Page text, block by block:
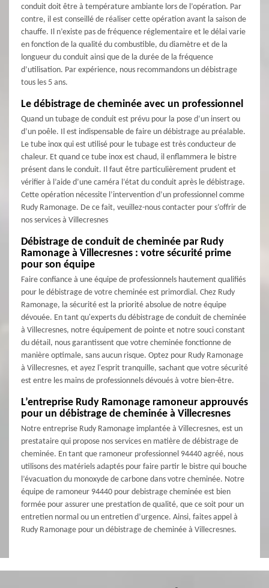
conduit doit être à température ambiante lors de l’opération. Par
contre, il est conseillé de réaliser cette opération avant la saison de
chauffe. Il n’existe pas de fréquence réglementaire et le délai varie
en fonction de la qualité du combustible, du diamètre et de la
longueur du conduit ainsi que de la durée de la fréquence
d’utilisation. Par expérience, nous recommandons un débistrage
tous les 5 ans.
Le débistrage de cheminée avec un professionnel
Quand un tubage de conduit est prévu pour la pose d’un insert ou
d’un poêle. Il est indispensable de faire un débistrage au préalable.
Le tube inox qui est utilisé pour le tubage est très conducteur de
chaleur. Et quand ce tube inox est chaud, il enflammera le bistre
présent dans le conduit. Il faut être particulièrement prudent et
vérifier à l’aide d’une caméra l’état du conduit après le débistrage.
Cette opération nécessite l’intervention d’un professionnel comme
Rudy Ramonage. De ce fait, veuillez-nous contacter pour s’offrir de
nos services à Villecresnes
Débistrage de conduit de cheminée par Rudy
Ramonage à Villecresnes : votre sécurité prime
pour son équipe
Faire confiance à une équipe de professionnels hautement qualifiés
pour le débistrage de votre cheminée est primordial. Chez Rudy
Ramonage, la sécurité est la priorité absolue de notre équipe
dévouée. En tant qu'experts du débistrage de conduit de cheminée
à Villecresnes, notre équipement de pointe et notre souci constant
du détail, nous garantissent que votre cheminée fonctionne de
manière optimale, sans aucun risque. Optez pour Rudy Ramonage
à Villecresnes, et ayez l'esprit tranquille, sachant que votre sécurité
est entre les mains de professionnels dévoués à votre bien-être.
L’entreprise Rudy Ramonage ramoneur approuvés
pour un débistrage de cheminée à Villecresnes
Notre entreprise Rudy Ramonage implantée à Villecresnes, est un
prestataire qui propose nos services en matière de débistrage de
cheminée. En tant que ramoneur professionnel 94440 agréé, nous
utilisons des matériels adaptés pour faire partir le bistre qui bouche
l’évacuation du monoxyde de carbone dans votre cheminée. Notre
équipe de ramoneur 94440 pour debistrage cheminée est bien
formée pour assurer une prestation de qualité, que ce soit pour un
entretien normal ou un entretien d’urgence. Ainsi, faites appel à
Rudy Ramonage pour un débistrage de cheminée à Villecresnes.